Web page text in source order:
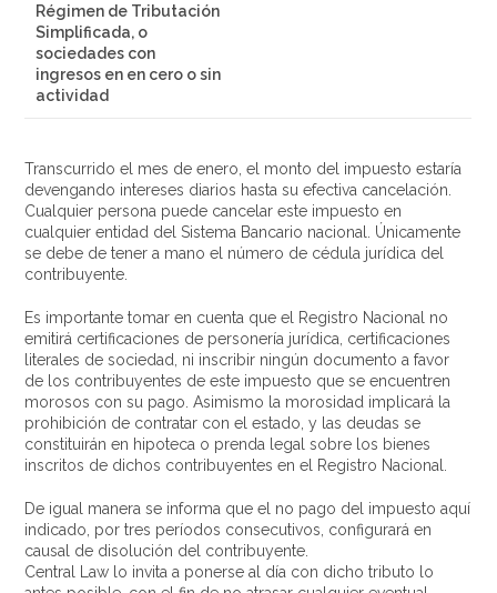
Régimen de Tributación
Simplificada, o
sociedades con
ingresos en en cero o sin
actividad
Transcurrido el mes de enero, el monto del impuesto estaría
devengando intereses diarios hasta su efectiva cancelación.
Cualquier persona puede cancelar este impuesto en
cualquier entidad del Sistema Bancario nacional. Únicamente
se debe de tener a mano el número de cédula jurídica del
contribuyente.
Es importante tomar en cuenta que el Registro Nacional no
emitirá certificaciones de personería jurídica, certificaciones
literales de sociedad, ni inscribir ningún documento a favor
de los contribuyentes de este impuesto que se encuentren
morosos con su pago. Asimismo la morosidad implicará la
prohibición de contratar con el estado, y las deudas se
constituirán en hipoteca o prenda legal sobre los bienes
inscritos de dichos contribuyentes en el Registro Nacional.
De igual manera se informa que el no pago del impuesto aquí
indicado, por tres períodos consecutivos, configurará en
causal de disolución del contribuyente.
Central Law lo invita a ponerse al día con dicho tributo lo